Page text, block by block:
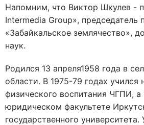
Напомним, что Виктор Шкулев -
Intermedia Group», председатель
«Забайкальское землячество»,
наук.
Родился 13 апреля1958 года в
области. В 1975-79 годах учился
физического воспитания ЧГПИ, а
юридическом факультете
государственного университета.